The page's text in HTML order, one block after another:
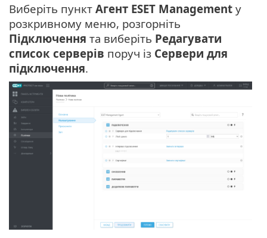
Виберіть пункт Агент ESET Management у
розкривному меню, розгорніть
Підключення та виберіть Редагувати
список серверів поруч із Сервери для
підключення.